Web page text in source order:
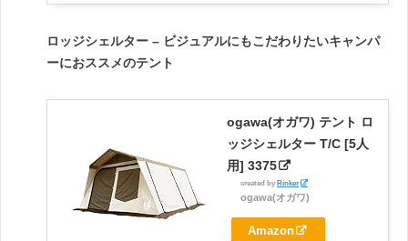
ロッジシェルター – ビジュアルにもこだわりたいキャンパ
ーにおススメのテント
ogawa(オガワ) テント ロ
ッジシェルター T/C [5人
用] 3375
created by Rinker
ogawa(オガワ)
Amazon